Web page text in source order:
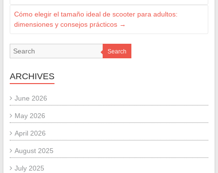
Cómo elegir el tamaño ideal de scooter para adultos:
dimensiones y consejos prácticos →
Search
ARCHIVES
June 2026
May 2026
April 2026
August 2025
July 2025